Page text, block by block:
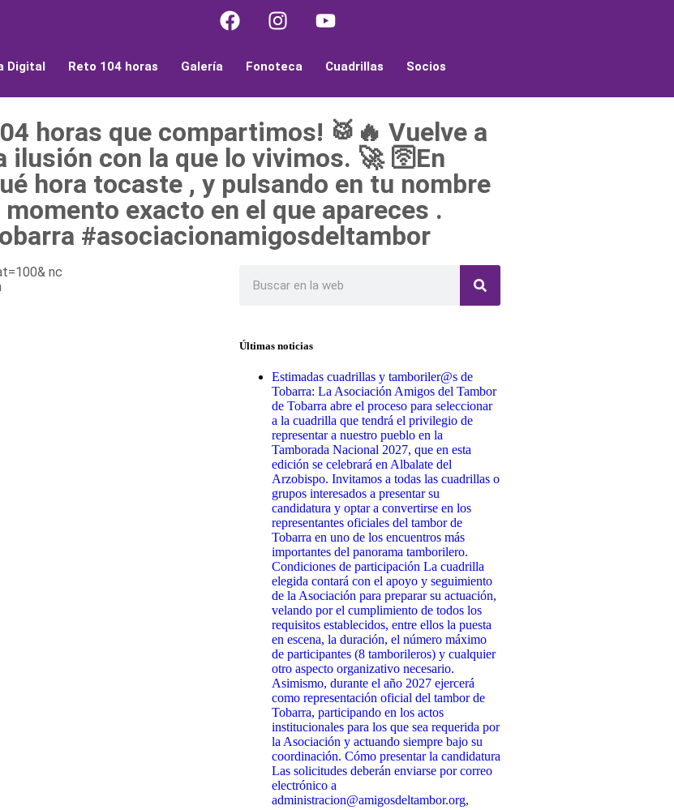
Digital Reto 104 horas Galería Fonoteca Cuadrillas Socios
horas que compartimos! 🥁🔥 Vuelve a
con la que lo vivimos. 🚀 🛜En
hora tocaste , y pulsando en tu nombre
exacto en el que apareces .
#asociacionamigosdeltambor
Últimas noticias
Estimadas cuadrillas y tamboriler@s de
Tobarra: La Asociación Amigos del Tambor
de Tobarra abre el proceso para seleccionar
a la cuadrilla que tendrá el privilegio de
representar a nuestro pueblo en la
Tamborada Nacional 2027, que en esta
edición se celebrará en Albalate del
Arzobispo. Invitamos a todas las cuadrillas o
grupos interesados a presentar su
candidatura y optar a convertirse en los
representantes oficiales del tambor de
Tobarra en uno de los encuentros más
importantes del panorama tamborilero.
Condiciones de participación La cuadrilla
elegida contará con el apoyo y seguimiento
de la Asociación para preparar su actuación,
velando por el cumplimiento de todos los
requisitos establecidos, entre ellos la puesta
en escena, la duración, el número máximo
de participantes (8 tamborileros) y cualquier
otro aspecto organizativo necesario.
Asimismo, durante el año 2027 ejercerá
como representación oficial del tambor de
Tobarra, participando en los actos
institucionales para los que sea requerida por
la Asociación y actuando siempre bajo su
coordinación. Cómo presentar la candidatura
Las solicitudes deberán enviarse por correo
electrónico a
administracion@amigosdeltambor.org,